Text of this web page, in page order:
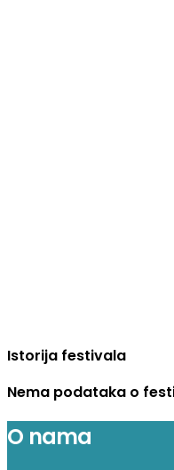
Istorija festivala
Nema podataka o
O nama